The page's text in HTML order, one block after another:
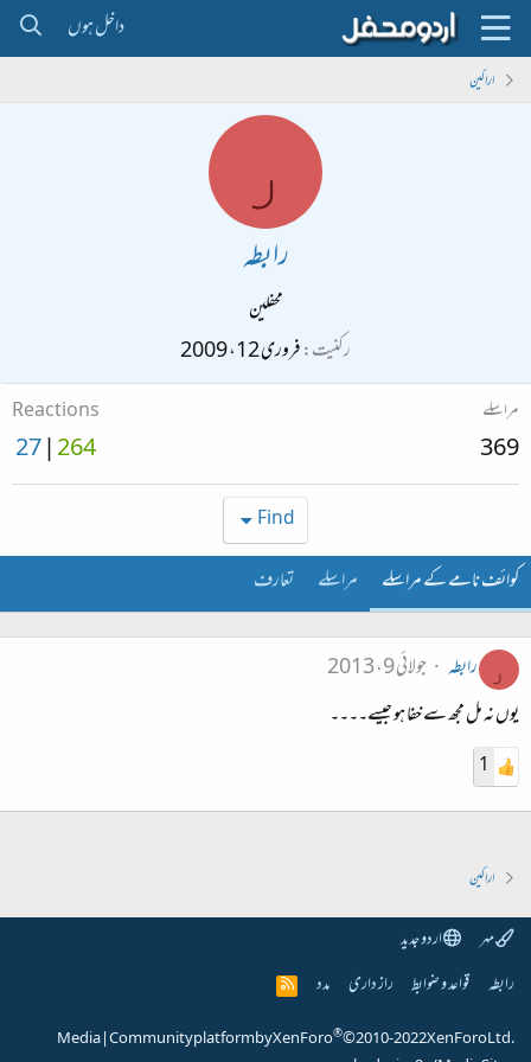
داخل ہوں
اراکین
ر
رابطہ
محفلین
رکنیت فروری 12، 2009
مراسلے
369
Reactions
264
27
Find
کوائف نامے کے مراسلے مراسلے تعارف
ر رابطہ
جولائی 9، 2013
یوں نہ مل مجھ سے خفا ہو جیسے۔۔۔۔
1
اراکین
مہر
اردو جدید
رابطہ قواعد و ضوابط راز داری مدد
R
S
Community platform by XenForo®© 2010-2022 XenForo Ltd.
|
Media